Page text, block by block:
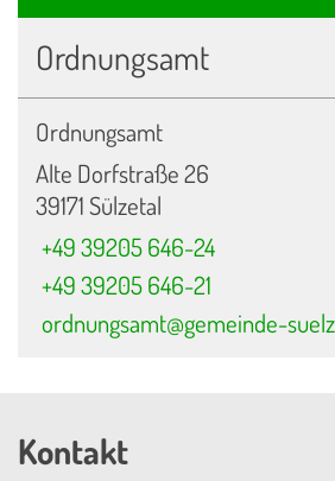
Ordnungsamt
Ordnungsamt
Alte Dorfstraße 26
39171 Sülzetal
+49 39205 646-24
+49 39205 646-21
ordnungsamt@gemeinde-
Kontakt